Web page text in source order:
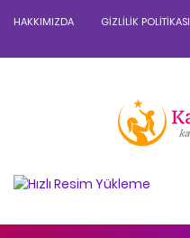
HAKKIMIZDA GIZLILIK POLITIKASI